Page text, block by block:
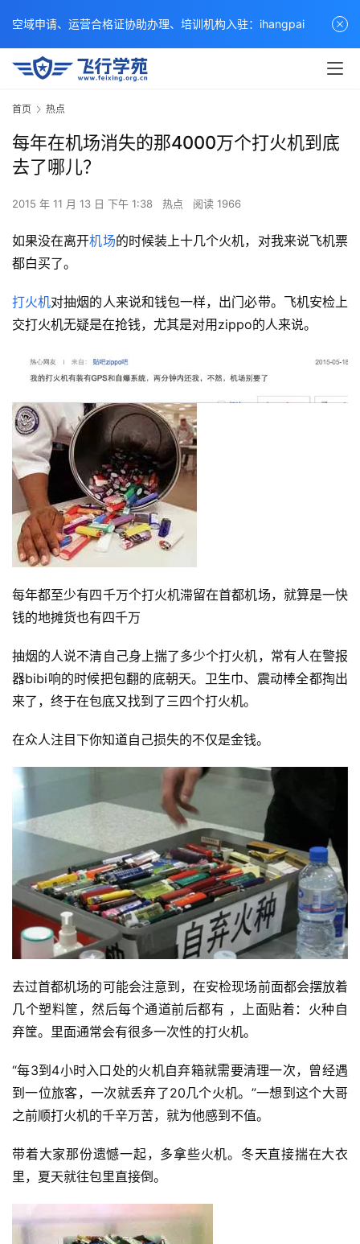
首页 热点
每年在机场消失的那4000万个打火机到底
去了哪儿？
2015 年 11 月 13 日 下午 1:38 热点 阅读 1966
如果没在离开机场的时候装上十几个火机，对我来说飞机票
都白买了。
打火机对抽烟的人来说和钱包一样，出门必带。飞机安检上
交打火机无疑是在抢钱，尤其是对用 zippo的人来说。
每年都至少有四千万个打火机滞留在首都机场，就算是一快
钱的地摊货也有四千万
抽烟的人说不清自己身上揣了多少个打火机，常有人在警报
器bibi响的时候把包翻的底朝天。卫生巾、震动棒全都掏出
来了，终于在包底又找到了三四个打火机。
在众人注目下你知道自己损失的不仅是金钱。
去过首都机场的可能会注意到，在安检现场前面都会摆放着
几个塑料筐，然后每个通道前后都有 ，上面贴着：火种自
弃筐。里面通常会有很多一次性的打火机。
“每3到4小时入口处的火机自弃箱就需要清理一次，曾经遇
到一位旅客，一次就丢弃了20几个火机。”一想到这个大哥
之前顺打火机的千辛万苦，就为他感到不值。
带着大家那份遗憾一起，多拿些火机。冬天直接揣在大衣
里，夏天就往包里直接倒。
空域申请、运营合格证协助办理、培训机构入驻：ihangpai